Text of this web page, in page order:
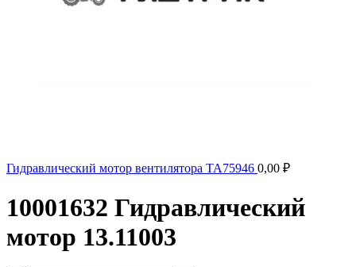
Гидравлический мотор вентилятора TA75946 0,00 ₽
10001632 Гидравлический
мотор 13.11003